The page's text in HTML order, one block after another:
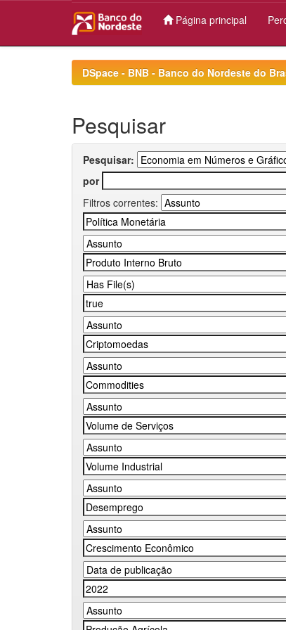
Página principal
DSpace - BNB - Banco do Nordeste do
Pesquisar
Pesquisar:
por
Filtros correntes: